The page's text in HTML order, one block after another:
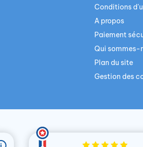
Conditions
A propos
Paiement
Qui sommes-
Plan du site
Gestion des